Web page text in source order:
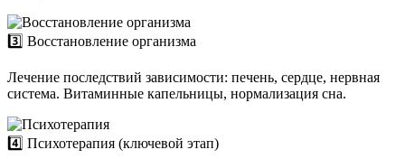
3️⃣ Восстановление организма
Лечение последствий зависимости: печень, сердце, нервная
система. Витаминные капельницы, нормализация сна.
4️⃣ Психотерапия (ключевой этап)